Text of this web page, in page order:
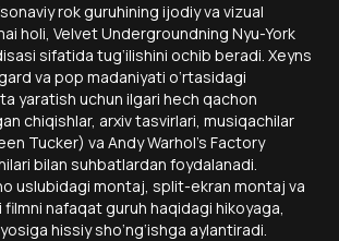
rok guruhining ijodiy va vizual
holi, Velvet Undergroundning Nyu-York
sifatida tug‘ilishini ochib beradi. Xeyns
va pop madaniyati o‘rtasidagi
yaratish uchun ilgari hech qachon
chiqishlar, arxiv tasvirlari, musiqachilar
Tucker) va Andy Warhol’s Factory
bilan suhbatlardan foydalanadi.
uslubidagi montaj, split-ekran montaj va
nafaqat guruh haqidagi hikoyaga,
hissiy sho‘ng‘ishga aylantiradi.